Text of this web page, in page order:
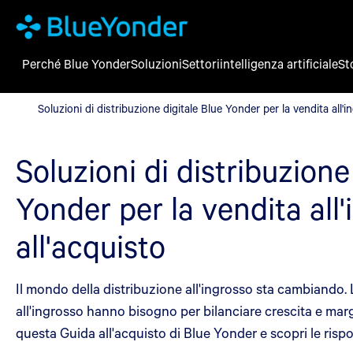
Soluzioni di distribuzione digitale Blue Yonder per la vendita
Perché Blue YonderSoluzioniSettoriintelligenza artificiale
Soluzioni di distribuzione digitale Blue Yonder per la vendita
Soluzioni di
Yonder per la vendita
all'acquisto
Il mondo della distribuzione all'ingrosso sta
all'ingrosso hanno bisogno per bilanciare crescita e
questa Guida all'acquisto di Blue Yonder e scopri le